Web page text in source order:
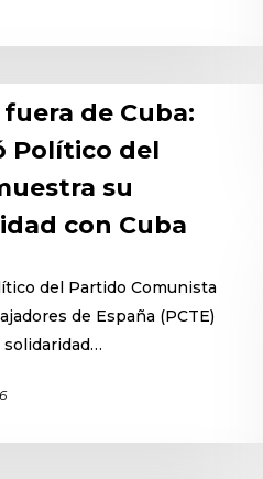
de Cuba:
Político del
su
con Cuba
del Partido Comunista
de España (PCTE)
solidaridad…